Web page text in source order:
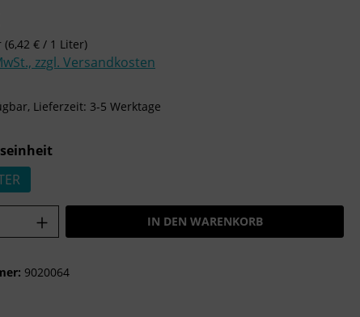
(6,42 € / 1 Liter)
zzgl. Versandkosten
Lieferzeit: 3-5 Werktage
auswählen
Anzahl: Gib den gewünschten Wert
IN DEN WARENKORB
9020064